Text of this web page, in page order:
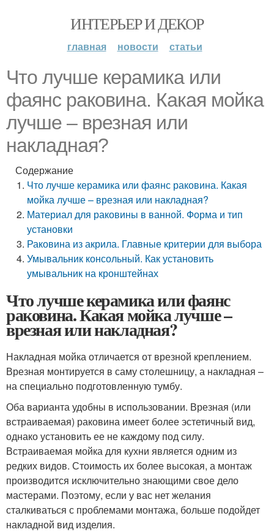
ИНТЕРЬЕР И ДЕКОР
главная новости статьи
Что лучше керамика или
фаянс раковина. Какая мойка
лучше – врезная или
накладная?
Содержание
Что лучше керамика или фаянс раковина. Какая
мойка лучше – врезная или накладная?
Материал для раковины в ванной. Форма и тип
установки
Раковина из акрила. Главные критерии для выбора
Умывальник консольный. Как установить
умывальник на кронштейнах
Что лучше керамика или фаянс
раковина. Какая мойка лучше –
врезная или накладная?
Накладная мойка отличается от врезной креплением.
Врезная монтируется в саму столешницу, а накладная –
на специально подготовленную тумбу.
Оба варианта удобны в использовании. Врезная (или
встраиваемая) раковина имеет более эстетичный вид,
однако установить ее не каждому под силу.
Встраиваемая мойка для кухни является одним из
редких видов. Стоимость их более высокая, а монтаж
производится исключительно знающими свое дело
мастерами. Поэтому, если у вас нет желания
сталкиваться с проблемами монтажа, больше подойдет
накладной вид изделия.